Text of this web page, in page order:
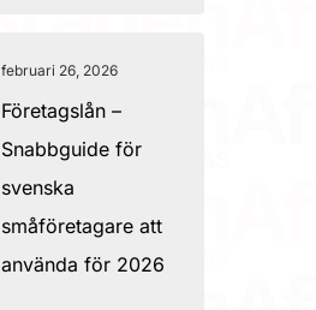
februari 26, 2026
Företagslån –
Snabbguide för
svenska
småföretagare att
använda för 2026